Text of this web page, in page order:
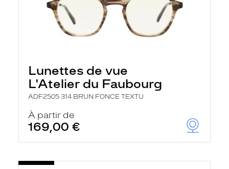
Lunettes de vue
L'Atelier du Faubourg
ADF2505 314 BRUN FONCE TEXTU
À partir de
169,00 €